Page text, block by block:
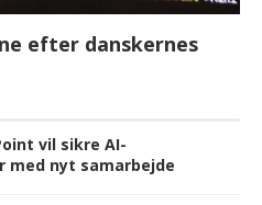
efter danskernes
vil sikre AI-
nyt samarbejde